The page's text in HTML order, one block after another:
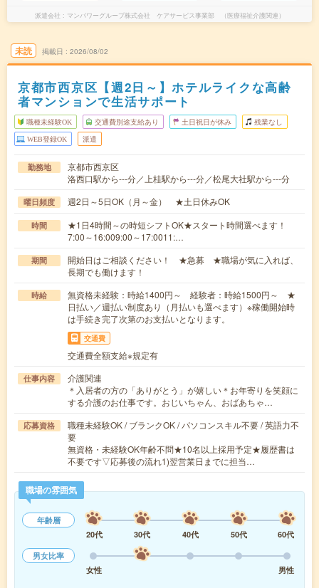
派遣会社 マンパワーグループ株式会社 ケアサービス事業部 （医療福祉介護関連）
未読 掲載日 2026/08/02
京都市西京区【週2日～】ホテルライクな高齢
者マンションで生活サポート
職種未経験OK 交通費別途支給あり 土日祝日が休み 残業なし
WEB登録OK 派遣
勤務地
京都市西京区
洛西口駅から---分／上桂駅から---分／松尾大社駅から---分
曜日頻度 週2日～5日OK（月～金） ★土日休みOK
時間
★1日4時間～の時短シフトOK★スタート時間選べます！
7:00～16:009:00～17:0011:…
期間
開始日はご相談ください！ ★急募 ★職場が気に入れば、
長期でも働けます！
時給
無資格未経験：時給1400円～ 経験者：時給1500円～ ★
日払い／週払い制度あり（月払いも選べます）※稼働開始時
は手続き完了次第のお支払いとなります。
交通費
交通費全額支給※規定有
仕事内容
介護関連
＊入居者の方の「ありがとう」が嬉しい＊お年寄りを笑顔に
する介護のお仕事です。おじいちゃん、おばあちゃ…
応募資格
職種未経験OK / ブランクOK / パソコンスキル不要 / 英語力不
要
無資格・未経験OK年齢不問★10名以上採用予定★履歴書は
不要です▽応募後の流れ1)翌営業日までに担当…
職場の雰囲気
年齢層
20代
30代 40代 50代
60代
男女比率
女性
男性